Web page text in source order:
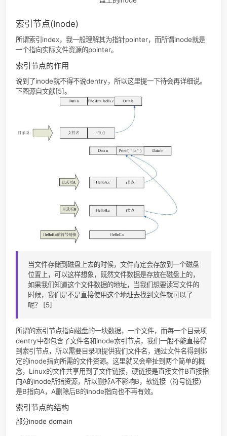
dentry
struct
list_head
inode（使用list_head双向
void *
ext2）的特有的数据结构
struct
superblock*
s_op
superblock的操作函数（
体里都是函数指针）
部分superblock operations（存储在s_op中）
功能
alloc_inode(sb) 为一个inode对象分配空间
destroy_inode(inode) 销毁一个inode对象
read_inode(inode)
从磁盘中读取inode数据，填充作
传入参数的inode对象
write_inode(inode,
使用内存中的inode信息更新磁盘
delete_inode(inode)
删除内存中的inode对象同时删除
盘上的inode
索引节点(Inode)
所谓索引index，我一般理解其为指针pointer，而所谓inode
一个指向实际文件资源的pointer。
索引节点的作用
说到了inode就不得不说dentry，所以这里提一下待会再详细
下图源自文献[5]。